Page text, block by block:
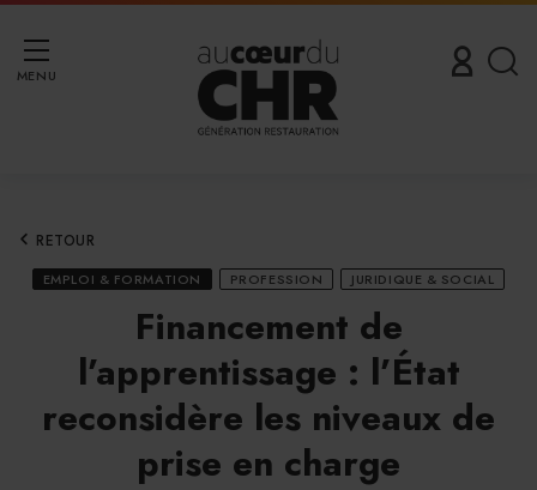
MENU
RETOUR
EMPLOI & FORMATION PROFESSION JURIDIQUE & SOCIAL
Financement de
l’apprentissage : l’État
reconsidère les niveaux de
prise en charge